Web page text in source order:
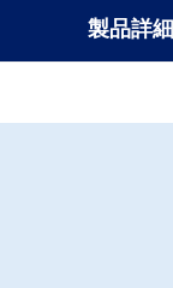
製品詳細